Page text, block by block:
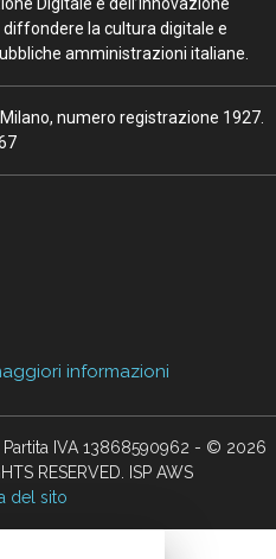
Digitale e dell’Innovazione
diffondere la cultura digitale e
amministrazioni italiane.
numero registrazione 1927.
informazioni
IVA 13868590962 - © 2026
RESERVED. ISP AWS
del sito